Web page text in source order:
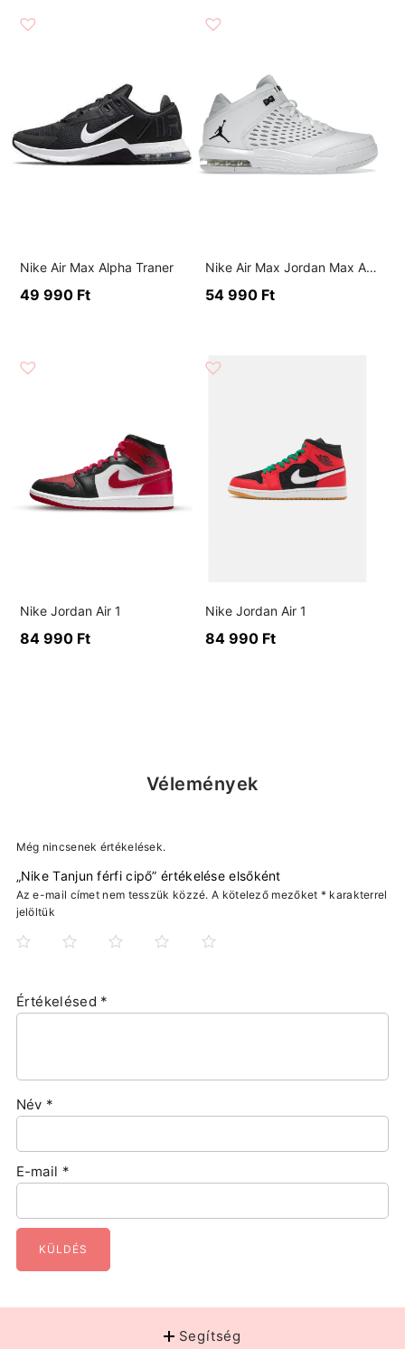
Nike Air Max Alpha Traner
49 990 Ft
Nike Air Max Jordan Max Aura
54 990 Ft
Nike Jordan Air 1
84 990 Ft
Nike Jordan Air 1
84 990 Ft
Vélemények
Még nincsenek értékelések.
„Nike Tanjun férfi cipő” értékelése elsőként
Az e-mail címet nem tesszük közzé. A kötelező mezőket * karakterrel
jelöltük
Értékelésed *
Név *
E-mail *
Segítség